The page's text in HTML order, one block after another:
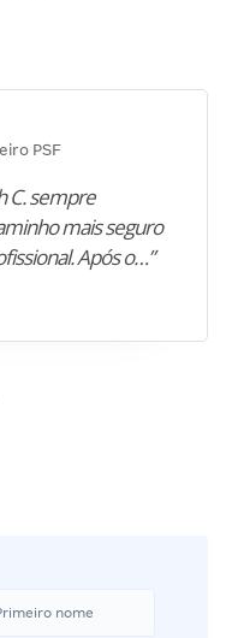
PSF
C. sempre
mais seguro
Após o…”